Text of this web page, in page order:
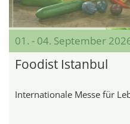
01. - 04. September
Foodist Istanbul
Internationale Messe für